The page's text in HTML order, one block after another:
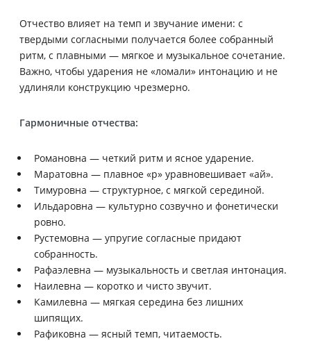
Отчество влияет на темп и звучание имени: с
твердыми согласными получается более собранный
ритм, с плавными — мягкое и музыкальное сочетание.
Важно, чтобы ударения не «ломали» интонацию и не
удлиняли конструкцию чрезмерно.
Гармоничные отчества:
Романовна — четкий ритм и ясное ударение.
Маратовна — плавное «р» уравновешивает «ай».
Тимуровна — структурное, с мягкой серединой.
Ильдаровна — культурно созвучно и фонетически
ровно.
Рустемовна — упругие согласные придают
собранность.
Рафаэлевна — музыкальность и светлая интонация.
Наилевна — коротко и чисто звучит.
Камилевна — мягкая середина без лишних
шипящих.
Рафиковна — ясный темп, читаемость.